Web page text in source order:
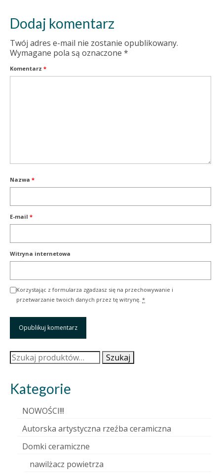
Dodaj komentarz
Twój adres e-mail nie zostanie opublikowany.
Wymagane pola są oznaczone *
Komentarz *
Nazwa *
E-mail *
Witryna internetowa
Korzystając z formularza zgadzasz się na przechowywanie i
przetwarzanie twoich danych przez tę witrynę. *
Szukaj: Szukaj
Kategorie
NOWOŚCI!!!
Autorska artystyczna rzeźba ceramiczna
Domki ceramiczne
nawilżacz powietrza